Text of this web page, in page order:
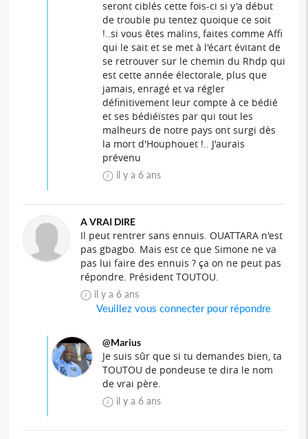
seront ciblés cette fois-ci si y'a début
de trouble pu tentez quoique ce soit
!..si vous êtes malins, faites comme Affi
qui le sait et se met à l'écart évitant de
se retrouver sur le chemin du Rhdp qui
est cette année électorale, plus que
jamais, enragé et va régler
définitivement leur compte à ce bédié
et ses bédiéïstes par qui tout les
malheurs de notre pays ont surgi dès
la mort d'Houphouet !.. J'aurais
prévenu
il y a 6 ans
A VRAI DIRE
Il peut rentrer sans ennuis. OUATTARA n'est
pas gbagbo. Mais est ce que Simone ne va
pas lui faire des ennuis ? ça on ne peut pas
répondre. Président TOUTOU.
il y a 6 ans
Veuillez vous connecter pour répondre
@Marius
Je suis sûr que si tu demandes bien, ta
TOUTOU de pondeuse te dira le nom
de vrai père.
il y a 6 ans